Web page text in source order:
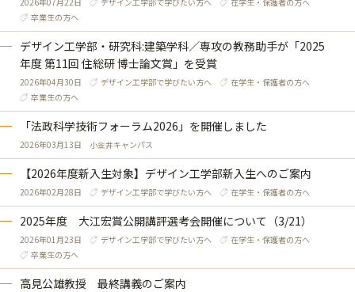
卒業生の方へ
デザイン工学部・研究科:建築学科／専攻の教務助手が「2025
年度 第11回 住総研 博士論文賞」を受賞
2026年04月30日 デザイン工学部で学びたい方へ
在学生・保護者の方へ
卒業生の方へ
「法政科学技術フォーラム2026」を開催しました
2026年03月13日 小金井キャンパス
【2026年度新入生対象】デザイン工学部新入生へのご案内
2026年02月28日 デザイン工学部で学びたい方へ 在学生・保護者の方へ
2025年度 大江宏賞公開講評選考会開催について（3/21）
2026年01月23日 デザイン工学部で学びたい方へ
在学生・保護者の方へ
卒業生の方へ
高見公雄教授 最終講義のご案内